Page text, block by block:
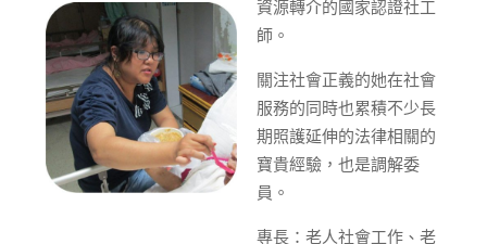
資源轉介的國家認證社工
師。
關注社會正義的她在社會
服務的同時也累積不少長
期照護延伸的法律相關的
寶貴經驗，也是調解委
員。
專長：老人社會工作、老